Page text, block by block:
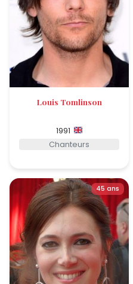
Louis Tomlinson
1991
Chanteurs
45 ans